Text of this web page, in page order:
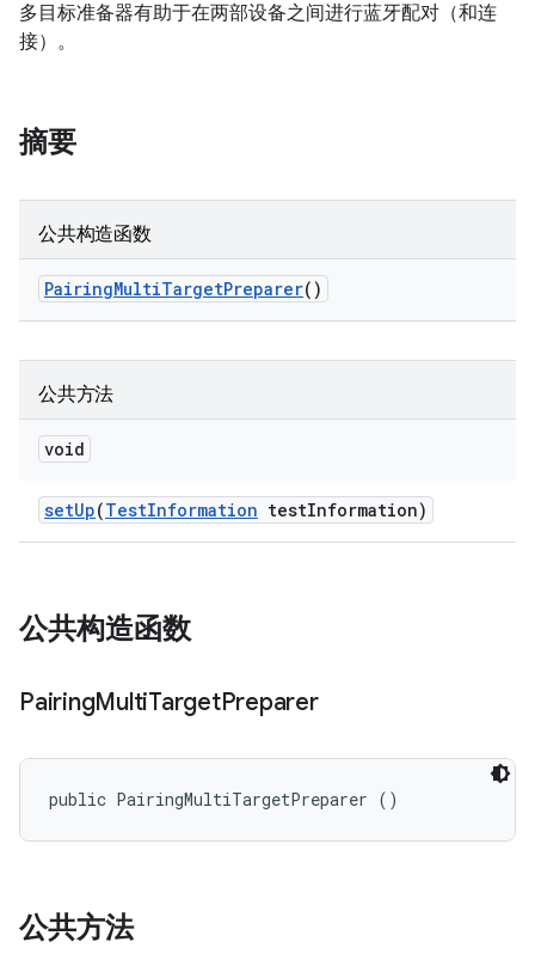
多目标准备器有助于在两部设备之间进行蓝牙配对（和连
接）。
摘要
公共构造函数
PairingMultiTargetPreparer()
公共方法
void
setUp(TestInformation testInformation)
公共构造函数
PairingMultiTargetPreparer
public PairingMultiTargetPreparer ()
公共方法